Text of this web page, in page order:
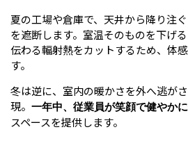
夏の工場や倉庫で、天井から降り注
を遮断します。室温そのものを下げ
伝わる輻射熱をカットするため、体
す。
冬は逆に、室内の暖かさを外へ逃が
現。 一年中、従業員が笑顔で健やか
スペースを提供します。